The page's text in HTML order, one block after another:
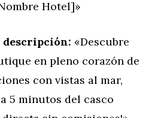
Hotel]»
descripción: «Descubre
en pleno corazón de
con vistas al mar,
5 minutos del casco